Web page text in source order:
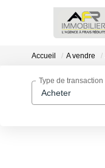
Accueil A vendre
Acheter
Type de transaction